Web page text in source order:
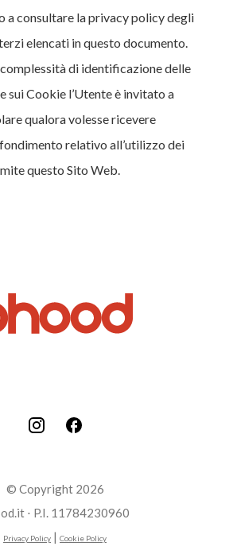
a consultare la privacy policy degli
elencati in questo documento.
di identificazione delle
sui Cookie l’Utente è invitato a
qualora volesse ricevere
relativo all’utilizzo dei
questo Sito Web.
© Copyright 2026
⋅ P.I. 11784230960
Privacy Policy | Cookie Policy